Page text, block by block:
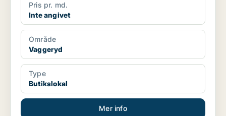
Pris pr. md.
Inte angivet
Område
Vaggeryd
Type
Butikslokal
Mer info